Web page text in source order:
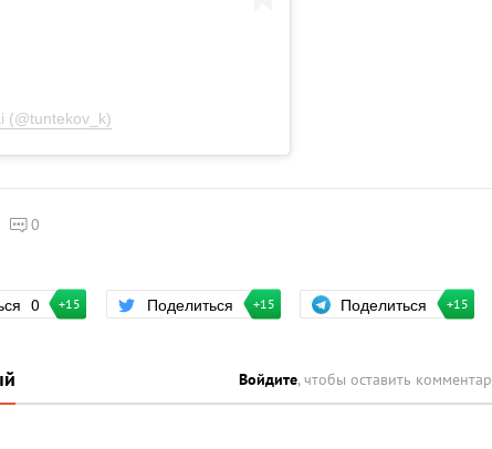
(@tuntekov_k)
0
0 +15 Поделиться +15 Поделиться +15
Войдите, чтобы оставить